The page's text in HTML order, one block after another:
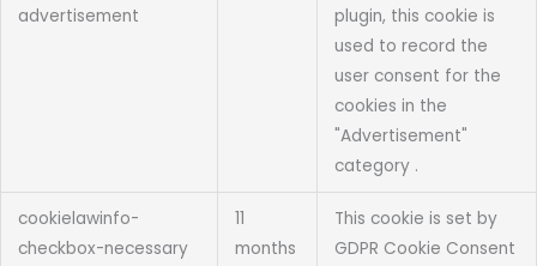
advertisement
plugin, this cookie is
used to record the
user consent for the
cookies in the
"Advertisement"
category .
cookielawinfo-
checkbox-necessary
11
months
This cookie is set by
GDPR Cookie Consent